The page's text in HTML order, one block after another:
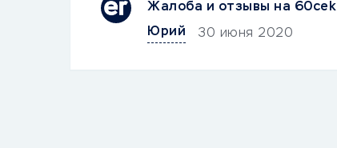
Жалоба и отзывы на 60cek
Юрий
30 июня 2020